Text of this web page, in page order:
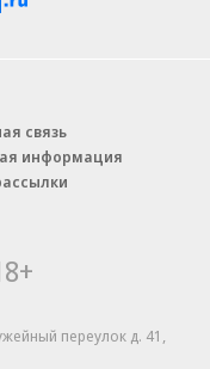
связь
информация
переулок д. 41,